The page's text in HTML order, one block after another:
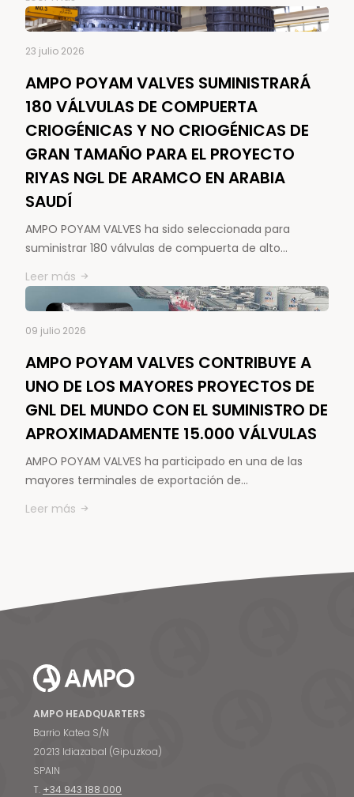
23 julio 2026
AMPO POYAM VALVES SUMINISTRARÁ
180 VÁLVULAS DE COMPUERTA
CRIOGÉNICAS Y NO CRIOGÉNICAS DE
GRAN TAMAÑO PARA EL PROYECTO
RIYAS NGL DE ARAMCO EN ARABIA
SAUDÍ
AMPO POYAM VALVES ha sido seleccionada para
suministrar 180 válvulas de compuerta de alto…
Leer más
09 julio 2026
AMPO POYAM VALVES CONTRIBUYE A
UNO DE LOS MAYORES PROYECTOS DE
GNL DEL MUNDO CON EL SUMINISTRO DE
APROXIMADAMENTE 15.000 VÁLVULAS
AMPO POYAM VALVES ha participado en una de las
mayores terminales de exportación de…
Leer más
AMPO HEADQUARTERS
Barrio Katea S/N
20213 Idiazabal (Gipuzkoa)
SPAIN
T. +34 943 188 000